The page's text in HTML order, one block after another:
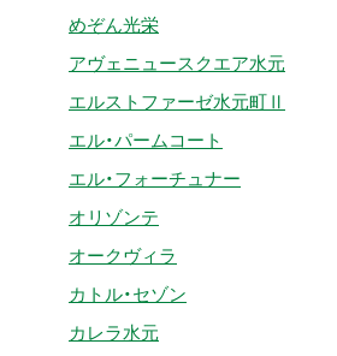
めぞん光栄
アヴェニュースクエア水元
エルストファーゼ水元町Ⅱ
エル・パームコート
エル・フォーチュナー
オリゾンテ
オークヴィラ
カトル・セゾン
カレラ水元